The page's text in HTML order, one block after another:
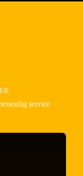
service